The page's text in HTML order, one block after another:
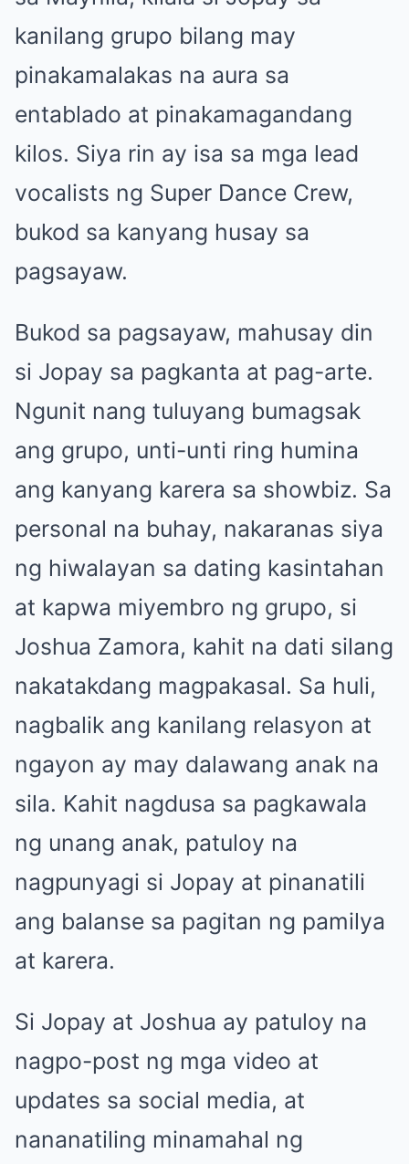
kanilang grupo bilang may
pinakamalakas na aura sa
entablado at pinakamagandang
kilos. Siya rin ay isa sa mga lead
vocalists ng Super Dance Crew,
bukod sa kanyang husay sa
pagsayaw.
Bukod sa pagsayaw, mahusay din
si Jopay sa pagkanta at pag-arte.
Ngunit nang tuluyang bumagsak
ang grupo, unti-unti ring humina
ang kanyang karera sa showbiz. Sa
personal na buhay, nakaranas siya
ng hiwalayan sa dating kasintahan
at kapwa miyembro ng grupo, si
Joshua Zamora, kahit na dati silang
nakatakdang magpakasal. Sa huli,
nagbalik ang kanilang relasyon at
ngayon ay may dalawang anak na
sila. Kahit nagdusa sa pagkawala
ng unang anak, patuloy na
nagpunyagi si Jopay at pinanatili
ang balanse sa pagitan ng pamilya
at karera.
Si Jopay at Joshua ay patuloy na
nagpo-post ng mga video at
updates sa social media, at
nananatiling minamahal ng